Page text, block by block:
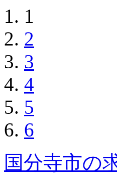
1
2
3
4
5
6
国分寺市の